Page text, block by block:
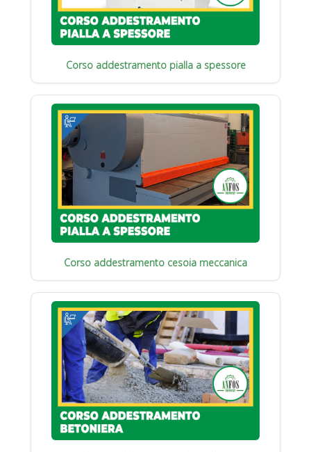
Corso addestramento pialla a spessore
Corso addestramento cesoia meccanica